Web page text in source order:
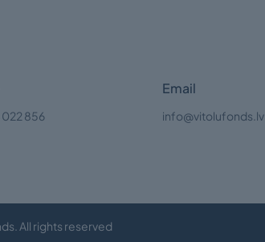
022 856
Email
info@vitolufonds.lv
All rights reserved